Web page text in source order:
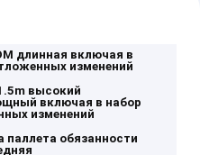
длинная включая в
изменений
высокий
включая в набор
изменений
паллета обязанности